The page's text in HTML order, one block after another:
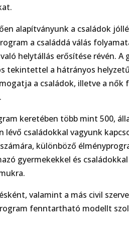
alapítványunk a családok
a családdá válás
helytállás erősítése révén. A
tekintettel a hátrányos
a családok, illetve a
keretében több mint 500,
lévő családokkal vagyunk
különböző
gyermekekkel és
valamint a más civil
fenntartható modellt